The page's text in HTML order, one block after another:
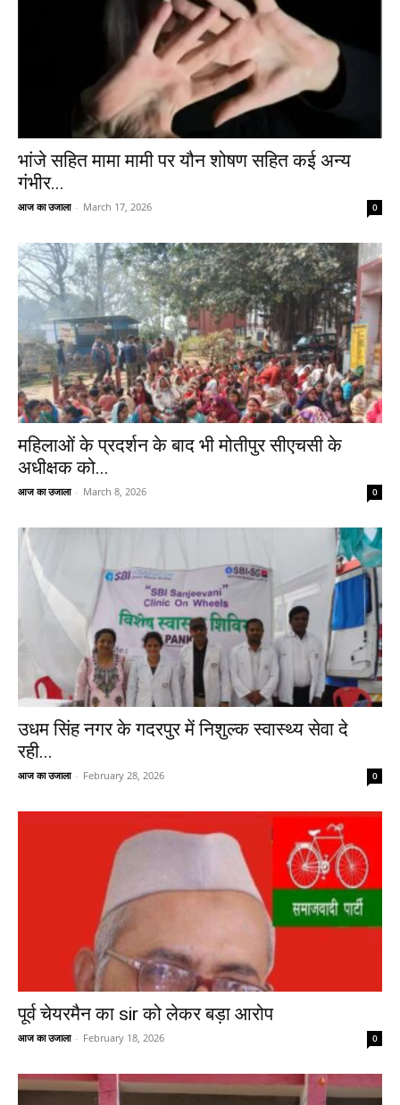
भांजे सहित मामा मामी पर यौन शोषण सहित कई अन्य
गंभीर...
आज का उजाला - March 17, 2026 0
महिलाओं के प्रदर्शन के बाद भी मोतीपुर सीएचसी के
अधीक्षक को...
आज का उजाला - March 8, 2026 0
उधम सिंह नगर के गदरपुर में निशुल्क स्वास्थ्य सेवा दे
रही...
आज का उजाला - February 28, 2026 0
पूर्व चेयरमैन का sir को लेकर बड़ा आरोप
आज का उजाला - February 18, 2026 0